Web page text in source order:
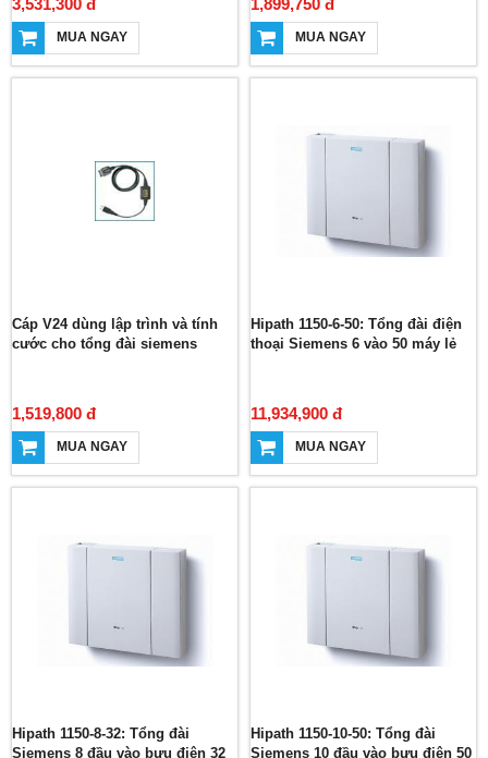
3,531,300 đ
MUA NGAY
1,899,750 đ
MUA NGAY
Cáp V24 dùng lập trình và tính
cước cho tổng đài siemens
1,519,800 đ
MUA NGAY
Hipath 1150-6-50: Tổng đài điện
thoại Siemens 6 vào 50 máy lẻ
11,934,900 đ
MUA NGAY
Hipath 1150-8-32: Tổng đài
Siemens 8 đầu vào bưu điện 32
Hipath 1150-10-50: Tổng đài
Siemens 10 đầu vào bưu điện 50